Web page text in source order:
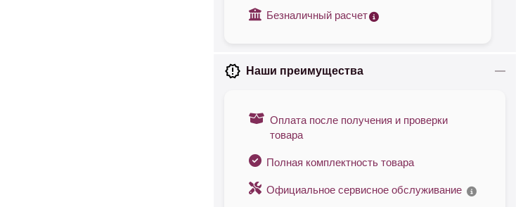
Безналичный расчет
Наши преимущества
Оплата после получения и проверки
товара
Полная комплектность товара
Официальное сервисное обслуживание